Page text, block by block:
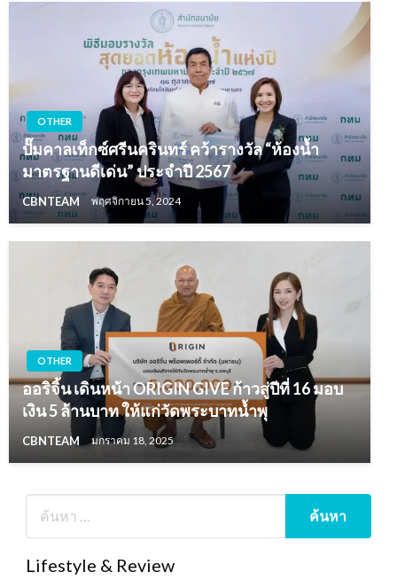
OTHER
ปั๊มคาลเท็กซ์ศรีนครินทร์ คว้ารางวัล “ห้องน้ำ
มาตรฐานดีเด่น” ประจำปี 2567
CBNTEAM พฤศจิกายน 5, 2024
OTHER
ออริจิ้น เดินหน้า ORIGIN GIVE ก้าวสู่ปีที่ 16 มอบ
เงิน 5 ล้านบาท ให้แก่วัดพระบาทน้ำพุ
CBNTEAM มกราคม 18, 2025
Lifestyle & Review